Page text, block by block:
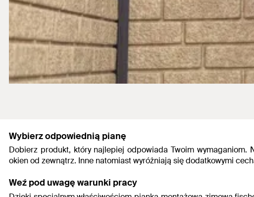
Wybierz odpowiednią pianę
Dobierz produkt, który najlepiej odpowiada Twoim wymaganiom.
okien od zewnątrz. Inne natomiast wyróżniają się dodatkowymi
Weź pod uwagę warunki pracy